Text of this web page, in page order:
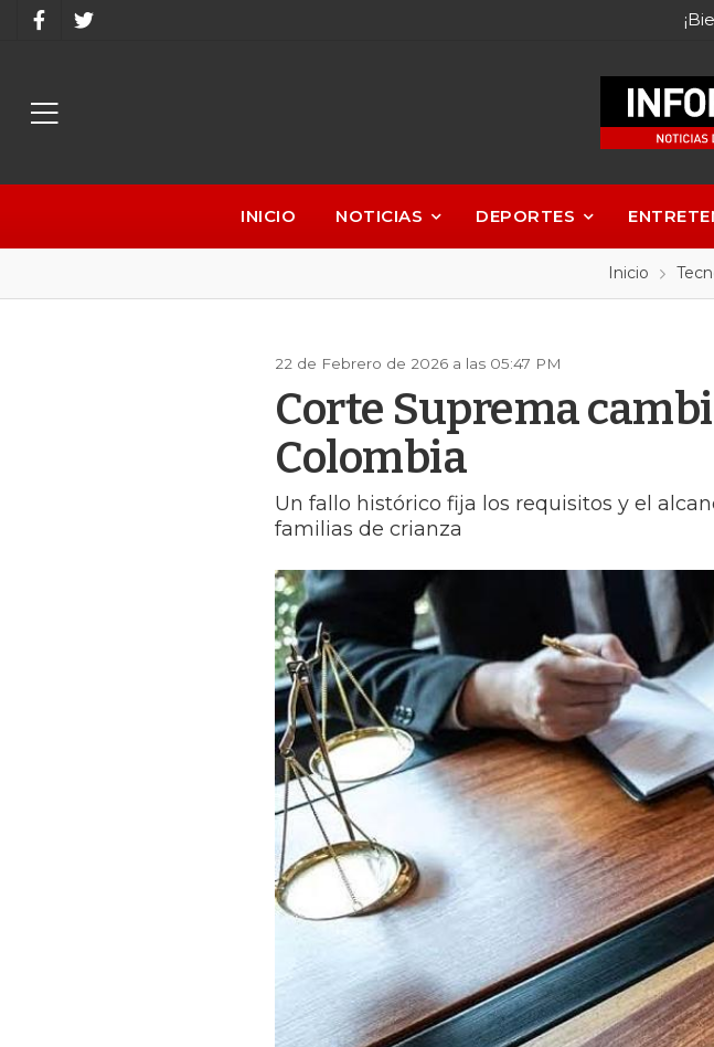
INICIO NOTICIAS DEPORTES
Inicio
22 de Febrero de 2026 a las 05:47 PM
Corte Suprema
Colombia
Un fallo histórico fija los requisitos y el
familias de crianza